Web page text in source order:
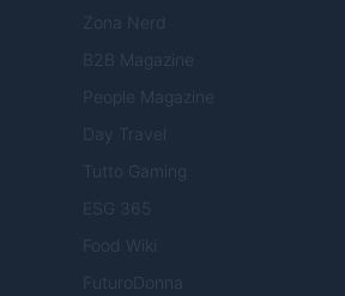
Zona Nerd
B2B Magazine
People Magazine
Day Travel
Tutto Gaming
ESG 365
Food Wiki
FuturoDonna